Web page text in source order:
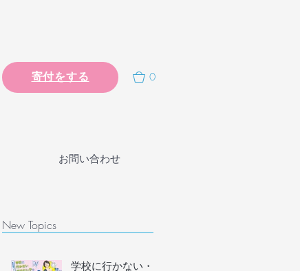
寄付をする 0
お問い合わせ
New Topics
学校に行かない・